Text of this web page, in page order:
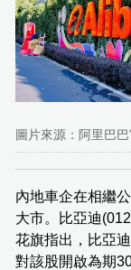
圖片來源：阿里巴
內地車企在相繼
大市。比亞迪
花旗指出，比亞
對該股開啟為期